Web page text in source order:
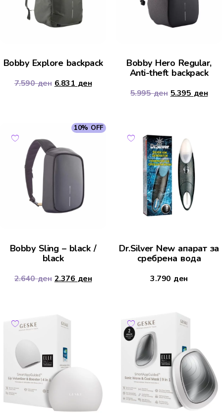
Bobby Explore backpack
7.590ден 6.831 ден
Bobby Hero Regular,
Anti-theft backpack
5.995ден 5.395 ден
10% OFF
Bobby Sling – black /
black
2.640ден 2.376 ден
Dr.Silver New апарат за
сребрена вода
3.790 ден